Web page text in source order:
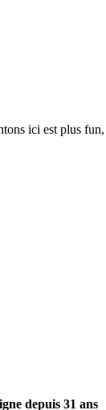
ici est plus
depuis 31 ans